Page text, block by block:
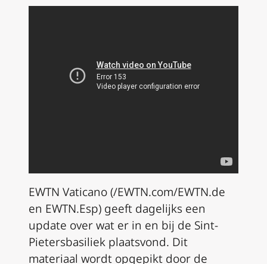
EWTN Vaticano (/EWTN.com/EWTN.de
en EWTN.Esp) geeft dagelijks een
update over wat er in en bij de Sint-
Pietersbasiliek plaatsvond. Dit
materiaal wordt opgepikt door de